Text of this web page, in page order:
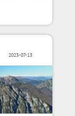
2023-07-13